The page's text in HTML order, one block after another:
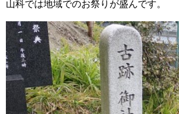
山科では地域でのお祭りが盛んです。